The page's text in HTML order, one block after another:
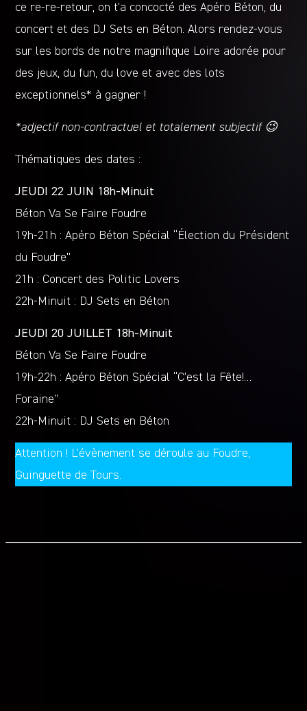
ce re-re-retour, on t’a concocté des Apéro Béton, du
concert et des DJ Sets en Béton. Alors rendez-vous
sur les bords de notre magnifique Loire adorée pour
des jeux, du fun, du love et avec des lots
exceptionnels* à gagner !
*adjectif non-contractuel et totalement subjectif 😉
Thématiques des dates :
JEUDI 22 JUIN 18h-Minuit
Béton Va Se Faire Foudre
19h-21h : Apéro Béton Spécial “Élection du Président
du Foudre”
21h : Concert des Politic Lovers
22h-Minuit : DJ Sets en Béton
JEUDI 20 JUILLET 18h-Minuit
Béton Va Se Faire Foudre
19h-22h : Apéro Béton Spécial “C’est la Fête!…
Foraine”
22h-Minuit : DJ Sets en Béton
Attention ! L’évènement se déroule au Foudre,
Guinguette de Tours.